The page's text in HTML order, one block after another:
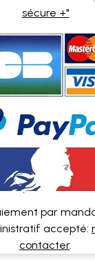
sécure +"
par
accepté:
contacter.